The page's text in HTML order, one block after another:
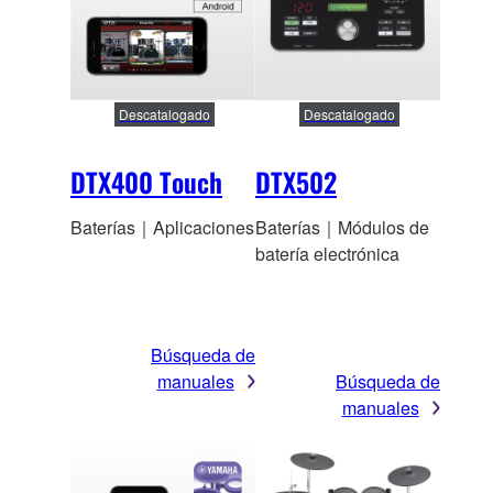
DTX400 Touch
Descatalogado
Baterías｜Aplicaciones
Búsqueda de
manuales
DTX502
Descatalogado
Baterías｜Módulos de
batería electrónica
Búsqueda de
manuales